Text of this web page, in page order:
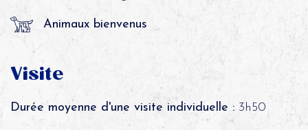
Animaux bienvenus
Visite
Durée moyenne d'une visite individuelle : 3h50